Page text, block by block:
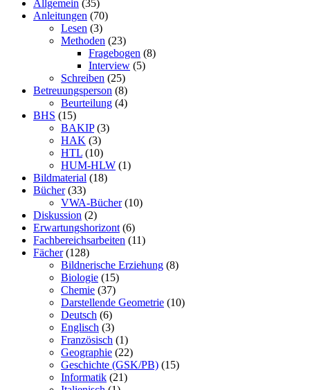
Allgemein (35)
Anleitungen (70)
Lesen (3)
Methoden (23)
Fragebogen (8)
Interview (5)
Schreiben (25)
Betreuungsperson (8)
Beurteilung (4)
BHS (15)
BAKIP(3)
HAK (3)
HTL (10)
HUM-HLW (1)
Bildmaterial (18)
Bücher(33)
VWA-Bücher(10)
Diskussion (2)
Erwartungshorizont(6)
Fachbereichsarbeiten (11)
Fächer(128)
Bildnerische Erziehung (8)
Biologie (15)
Chemie (37)
Darstellende Geometrie (10)
Deutsch (6)
Englisch (3)
Französisch (1)
Geographie (22)
Geschichte (GSK/PB) (15)
Informatik (21)